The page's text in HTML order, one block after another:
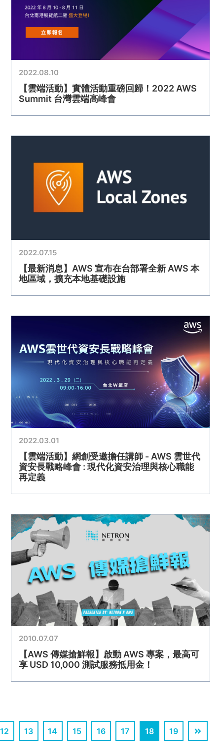
2022.08.10
【雲端活動】實體活動重磅回歸！2022 AWS
Summit 台灣雲端高峰會
2022.07.15
【最新消息】AWS 宣布在台部署全新 AWS 本
地區域，擴充本地基礎設施
2022.03.01
【雲端活動】網創受邀擔任講師 - AWS 雲世代
資安長戰略峰會 : 現代化資安治理與核心職能
再定義
2010.07.07
【AWS 傳媒搶鮮報】啟動 AWS 專案，最高可
享 USD 10,000 測試服務抵用金！
12 13 14 15 16 17 18 19